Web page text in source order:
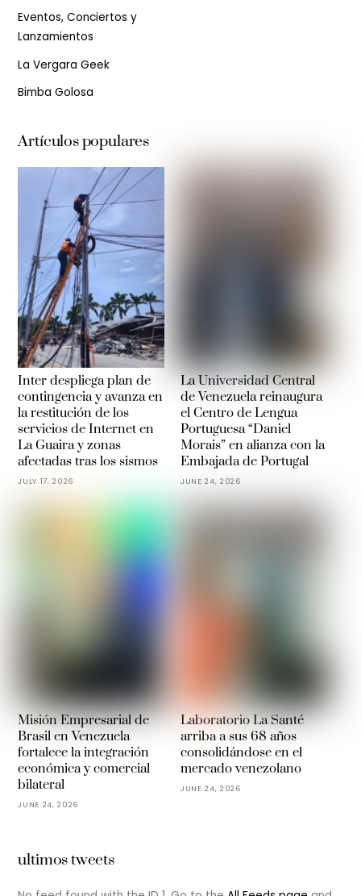
Eventos, Conciertos y
Lanzamientos
La Vergara Geek
Bimba Golosa
Artículos populares
Inter despliega plan de
contingencia y avanza en
la restitución de los
servicios de Internet en
La Guaira y zonas
afectadas tras los sismos
JULY 17, 2026
La Universidad Central
de Venezuela reinaugura
el Centro de Lengua
Portuguesa “Daniel
Morais” en alianza con la
Embajada de Portugal
JUNE 24, 2026
Misión Empresarial de
Brasil en Venezuela
fortalece la integración
económica y comercial
bilateral
JUNE 24, 2026
Laboratorio La Santé
arriba a sus 68 años
consolidándose en el
mercado venezolano
JUNE 24, 2026
ultimos tweets